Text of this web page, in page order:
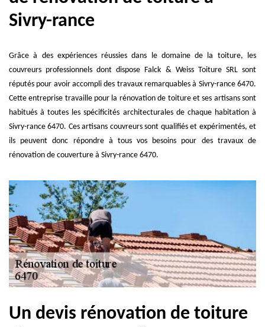
Sivry-rance
Grâce à des expériences réussies dans le domaine de la toiture, les
couvreurs professionnels dont dispose Falck & Weiss Toiture SRL sont
réputés pour avoir accompli des travaux remarquables à Sivry-rance 6470.
Cette entreprise travaille pour la rénovation de toiture et ses artisans sont
habitués à toutes les spécificités architecturales de chaque habitation à
Sivry-rance 6470. Ces artisans couvreurs sont qualifiés et expérimentés, et
ils peuvent donc répondre à tous vos besoins pour des travaux de
rénovation de couverture à Sivry-rance 6470.
Un devis rénovation de toiture